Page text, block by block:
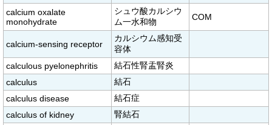
calcium oxalate
monohydrate
シュウ酸カルシウ
ム一水和物
COM
calcium-sensing receptor
カルシウム感知受
容体
calculous pyelonephritis
結石性腎盂腎炎
calculus
結石
calculus disease
結石症
calculus of kidney
腎結石